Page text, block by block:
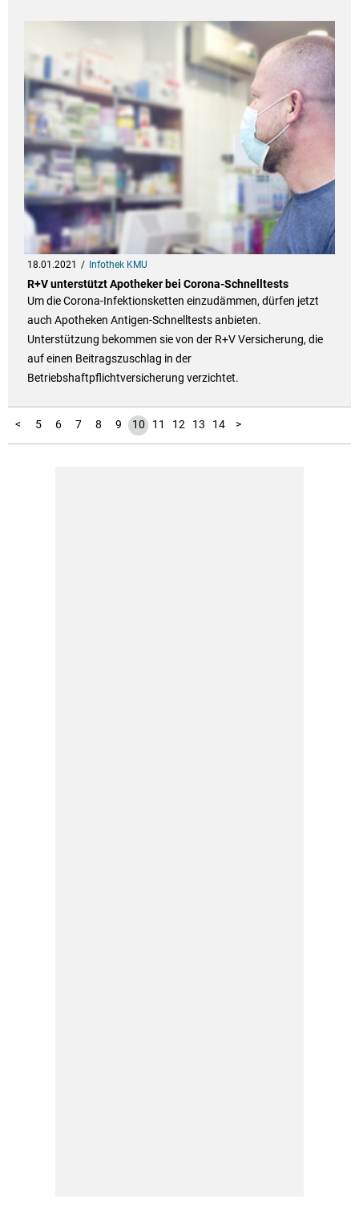
18.01.2021 Infothek KMU
R+V unterstützt Apotheker bei Corona-Schnelltests
Um die Corona-Infektionsketten einzudämmen, dürfen jetzt
auch Apotheken Antigen-Schnelltests anbieten.
Unterstützung bekommen sie von der R+V Versicherung, die
auf einen Beitragszuschlag in der
Betriebshaftpflichtversicherung verzichtet.
<
1
2
3
4 5 6 7 8 9 10 11 12 13 14
15
16
17
18
19
20
21
22
23
24
25 >